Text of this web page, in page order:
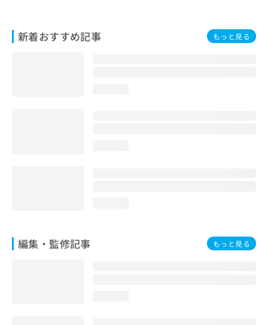
新着おすすめ記事 もっと見る
編集・監修記事 もっと見る
い
合